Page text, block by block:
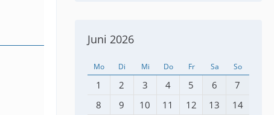
Juni 2026
Mo Di Mi Do Fr Sa So
1 2 3 4 5 6
7
8
9 10 11 12 13
14